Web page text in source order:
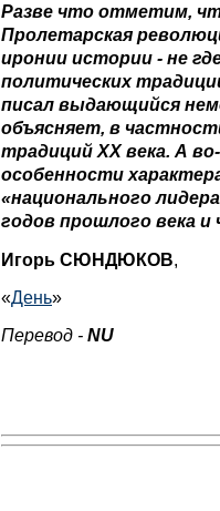
Разве что отметим,
Пролетарская
иронии истории - не
политических
писал выдающийся
объясняет, в
традиций ХХ века. А
особенности
«национального
годов прошлого века и
Игорь СЮНДЮКОВ,
«День»
Перевод - NU